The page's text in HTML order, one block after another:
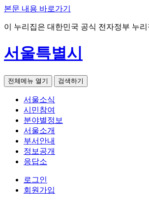
본문 내용 바로가기
이 누리집은 대한민국 공식 전자정부 누
서울특별시
전체메뉴 열기 검색하기
서울소식
시민참여
분야별정보
서울소개
부서안내
정보공개
응답소
로그인
회원가입